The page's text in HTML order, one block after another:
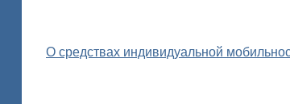
О средствах индивидуальной